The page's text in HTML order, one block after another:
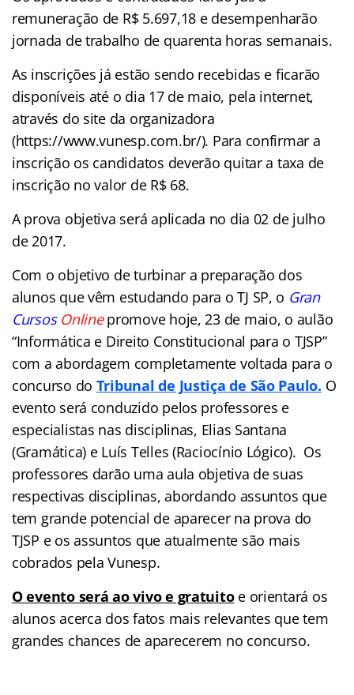
remuneração de R$ 5.697,18 e desempenharão
jornada de trabalho de quarenta horas semanais.
As inscrições já estão sendo recebidas e ficarão
disponíveis até o dia 17 de maio, pela internet,
através do site da organizadora
(https://www.vunesp.com.br/). Para confirmar a
inscrição os candidatos deverão quitar a taxa de
inscrição no valor de R$ 68.
A prova objetiva será aplicada no dia 02 de julho
de 2017.
Com o objetivo de turbinar a preparação dos
alunos que vêm estudando para o TJ SP, o Gran
Cursos Onlinepromove hoje, 23 de maio, o aulão
“Informática e Direito Constitucional para o TJSP”
com a abordagem completamente voltada para o
concurso do Tribunal de Justiça de São Paulo. O
evento será conduzido pelos professores e
especialistas nas disciplinas, Elias Santana
(Gramática) e Luís Telles (Raciocínio Lógico). Os
professores darão uma aula objetiva de suas
respectivas disciplinas, abordando assuntos que
tem grande potencial de aparecer na prova do
TJSP e os assuntos que atualmente são mais
cobrados pela Vunesp.
O evento será ao vivo e gratuitoe orientará os
alunos acerca dos fatos mais relevantes que tem
grandes chances de aparecerem no concurso.